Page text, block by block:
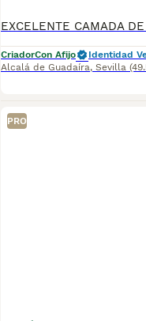
CriadorCon Afijo
Identidad
Alcalá de Guadaíra, Sevilla
PRO